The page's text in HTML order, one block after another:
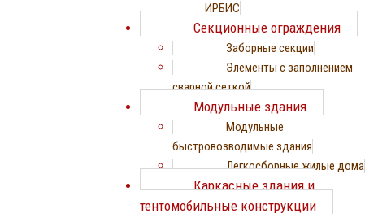
ИРБИС
Секционные ограждения
Заборные секции
Элементы с заполнением
сварной сеткой
Модульные здания
Модульные
быстровозводимые здания
Легкосборные жилые дома
Каркасные здания и
тентомобильные конструкции